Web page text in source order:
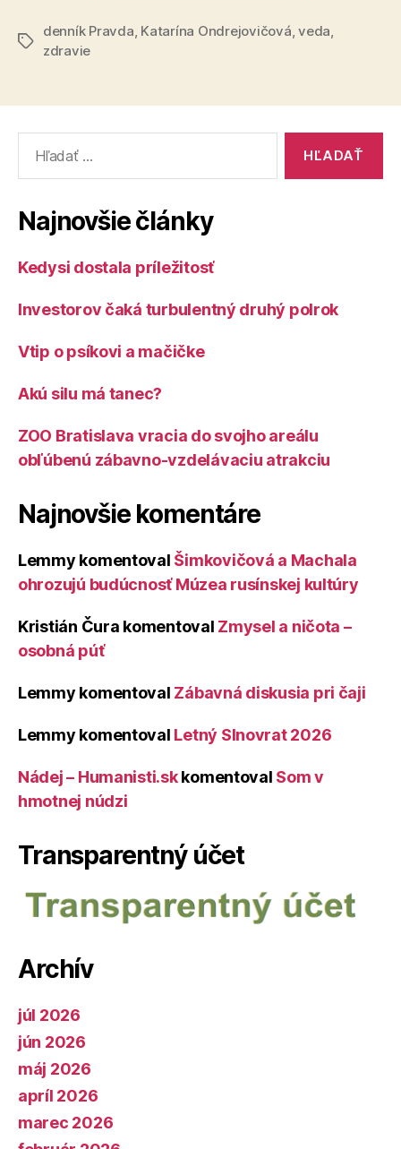
zeleniny“
Značky
denník Pravda Katarína Ondrejovičová ,veda
zdravie
Najnovšie články
Kedysi dostala príležitosť
Investorov čaká turbulentný druhý polrok
Vtip o psíkovi a mačičke
Akú silu má tanec?
ZOO Bratislava vracia do svojho areálu
obľúbenú zábavno-vzdelávaciu atrakciu
Najnovšie komentáre
Lemmy komentoval Šimkovičová a Machala
ohrozujú budúcnosť Múzea rusínskej kultúry
Kristián Čura komentoval Zmysel a ničota –
osobná púť
Lemmy komentoval Zábavná diskusia pri čaji
Lemmy komentoval Letný Slnovrat 2026
Nádej – Humanisti.skkomentoval Som v
hmotnej núdzi
Transparentný účet
Archív
júl 2026
jún 2026
máj 2026
apríl 2026
marec 2026